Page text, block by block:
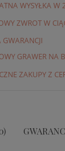
WYSYŁKA W
ZWROT W
GRAWER NA
ZAKUPY Z